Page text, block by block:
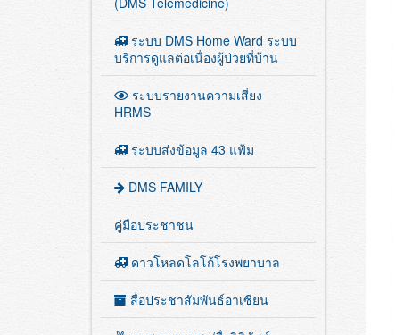
ระบบปรึกษาการแพทย์ทางไกล
(DMS Telemedicine)
ระบบ DMS Home Ward ระบบ
บริการดูแลต่อเนื่องผู้ป่วยที่บ้าน
ระบบรายงานความเสี่ยง
HRMS
ระบบส่งข้อมูล 43 แฟ้ม
DMS FAMILY
คู่มือประชาชน
ดาวโหลดโลโก้โรงพยาบาล
สื่อประชาสัมพันธ์อาเซียน